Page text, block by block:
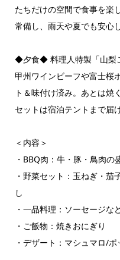
たちだけの空間で食事を楽
常備し、雨天や夏でも安心
◆夕食◆ 料理人特製「山梨
甲州ワインビーフや富士桜
ト＆味付け済み。あとは焼
セットは宿泊テントまで届
＜内容＞
・BBQ肉：牛・豚・鳥肉の
・野菜セット：玉ねぎ・茄
し
・一品料理：ソーセージな
・ご飯物：焼きおにぎり
・デザート：マシュマロ/